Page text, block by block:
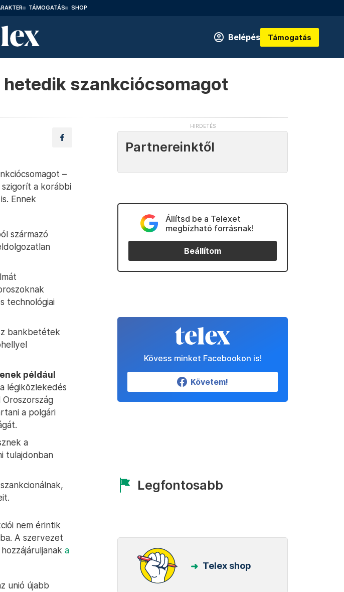
TÁMOGATÁS SHOP
Belépés Támogatás
hetedik szankciócsomagot
–
a korábbi
Ennek
származó
technológiai
bankbetétek
például
légiközlekedés
a polgári
a
tulajdonban
nem érintik
A szervezet
a
unió újabb
Partnereinktől
Állítsd be a Telexet
megbízható forrásnak!
Beállítom
Kövess minket Facebookon is!
Követem!
Legfontosabb
Telex shop